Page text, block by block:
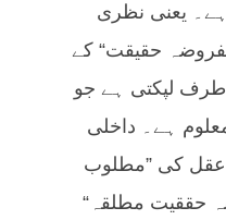
یعنی نظری
حقیقت“ کے
طرف لپکتی ہے جو
ہے۔ داخلی
عقل کی ”مطلوب
حققیت مطلقہ“